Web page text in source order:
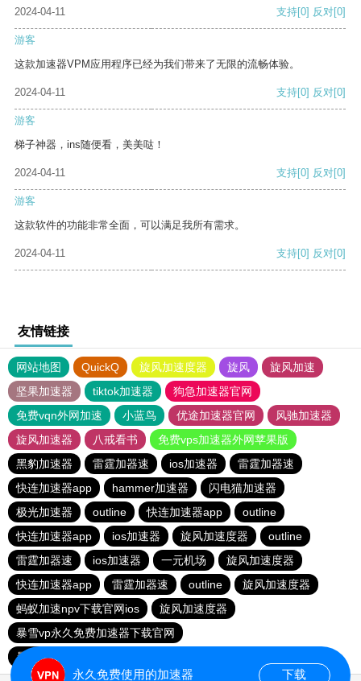
2024-04-11 支持[0] 反对[0]
游客
这款加速器VPM应用程序已经为我们带来了无限的流畅体验。
2024-04-11 支持[0] 反对[0]
游客
梯子神器，ins随便看，美美哒！
2024-04-11 支持[0] 反对[0]
游客
这款软件的功能非常全面，可以满足我所有需求。
2024-04-11 支持[0] 反对[0]
友情链接
网站地图 QuickQ 旋风加速度器 旋风
旋风加速
坚果加速器
tiktok加速器
狗急加速器官网
免费vqn外网加速
小蓝鸟 优途加速器官网
风驰加速器
旋风加速器
八戒看书
免费vps加速器外网苹果版
黑豹加速器
雷霆加器速 ios加速器
雷霆加器速
快连加速器app
hammer加速器
闪电猫加速器
极光加速器
outline 快连加速器app
outline
快连加速器app
ios加速器 旋风加速度器
outline
雷霆加器速
ios加速器 一元机场
旋风加速度器
快连加速器app
雷霆加器速 outline
旋风加速度器
蚂蚁加速npv下载官网ios
旋风加速度器
暴雪vp永久免费加速器下载官网
暴雪vp永久免费加速器下载官网
永久免费使用的加速器 下载